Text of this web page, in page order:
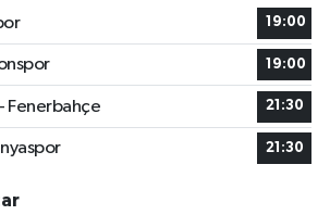
19:00
19:00
Fenerbahçe 21:30
21:30